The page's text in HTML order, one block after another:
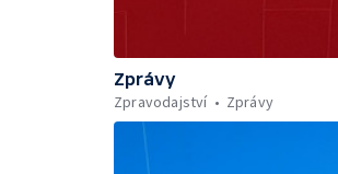
Zprávy
Zpravodajství
Zprávy